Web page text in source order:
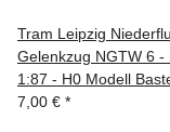
Tram Leipzig
Gelenkzug NGTW 6 -
1:87 - H0 Modell
7,00 € *